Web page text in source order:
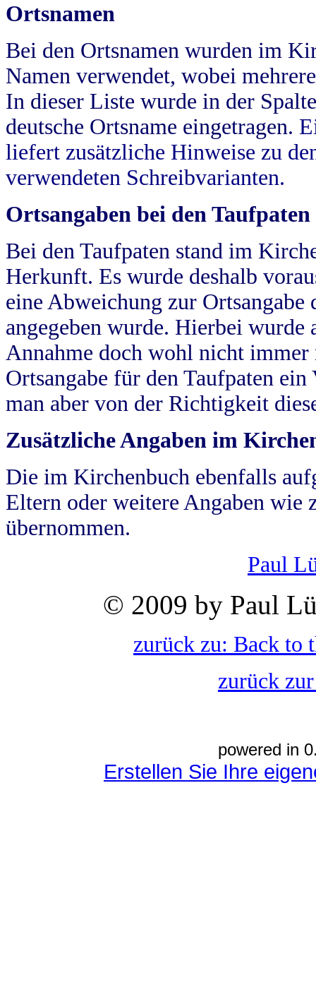
Ortsnamen
Bei den Ortsnamen wurden im
Namen verwendet, wobei
In dieser Liste wurde in der
deutsche Ortsname eingetragen.
liefert zusätzliche Hinweise zu
verwendeten Schreibvarianten.
Ortsangaben bei den Taufpaten
Bei den Taufpaten stand im
Herkunft. Es wurde deshalb
eine Abweichung zur
angegeben wurde. Hierbei wurde
Annahme doch wohl nicht
Ortsangabe für den Taufpaten
man aber von der Richtigkeit
Zusätzliche Angaben im
Die im Kirchenbuch ebenfalls
Eltern oder weitere Angaben wie
übernommen.
Paul
© 2009 by Paul
zurück zu: Back to
zurück
powered in
Erstellen Sie Ihre